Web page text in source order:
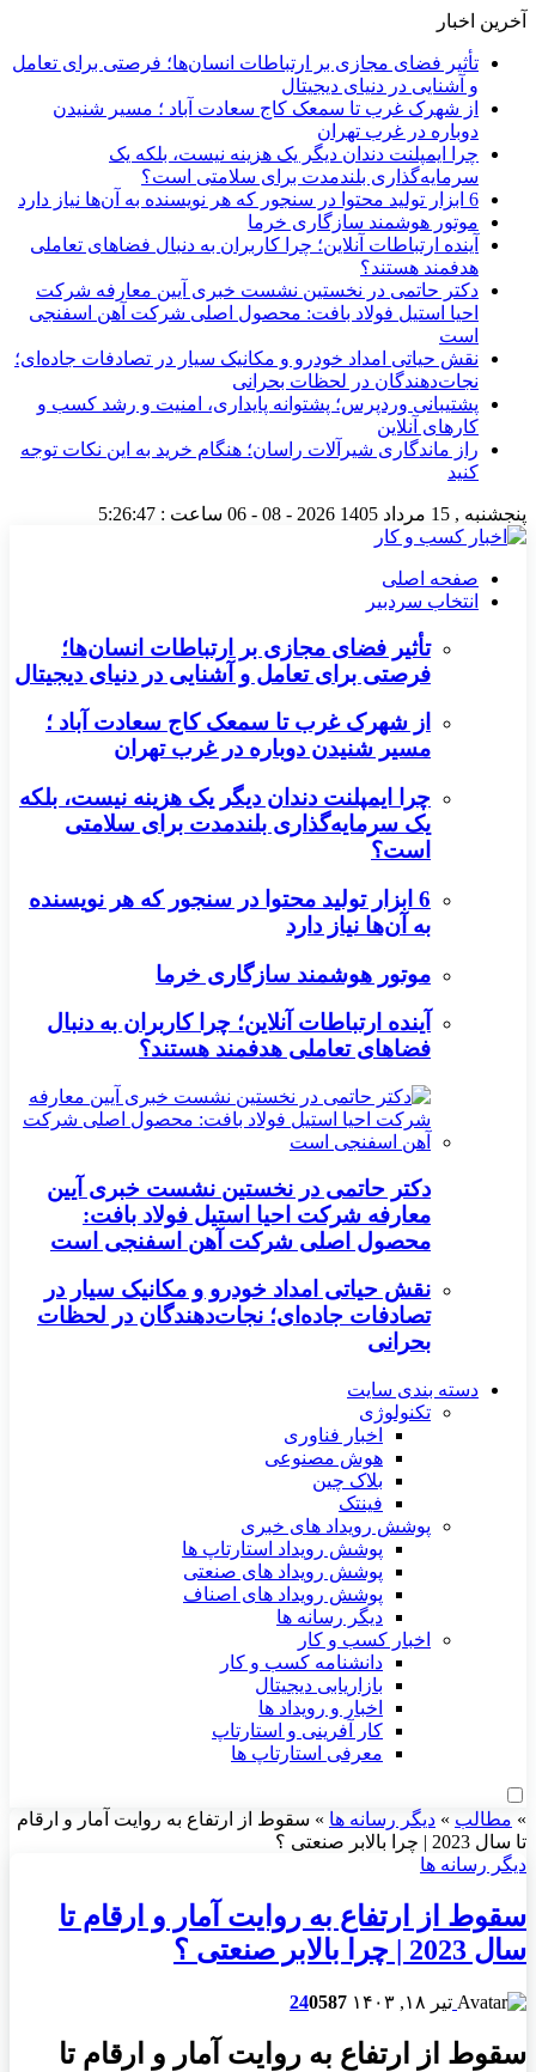
آخرین اخبار
تأثیر فضای مجازی بر ارتباطات انسان‌ها؛ فرصتی برای تعامل
و آشنایی در دنیای دیجیتال
از شهرک غرب تا سمعک کاج سعادت آباد ؛ مسیر شنیدن
دوباره در غرب تهران
چرا ایمپلنت دندان دیگر یک هزینه نیست، بلکه یک
سرمایه‌گذاری بلندمدت برای سلامتی است؟
6 ابزار تولید محتوا در سنجور که هر نویسنده به آن‌ها نیاز دارد
موتور هوشمند سازگاری خرما
آینده ارتباطات آنلاین؛ چرا کاربران به دنبال فضاهای تعاملی
هدفمند هستند؟
دکتر حاتمی در نخستین نشست خبری آیین معارفه شرکت
احیا استیل فولاد بافت: محصول اصلی شرکت آهن اسفنجی
است
نقش حیاتی امداد خودرو و مکانیک سیار در تصادفات جاده‌ای؛
نجات‌دهندگان در لحظات بحرانی
پشتیبانی وردپرس؛ پشتوانه پایداری، امنیت و رشد کسب‌ و
کارهای آنلاین
راز ماندگاری شیرآلات راسان؛ هنگام خرید به این نکات توجه
کنید
پنجشنبه , 15 مرداد 1405 2026 - 08 - 06 ساعت : 5:26:47
صفحه اصلی
انتخاب سردبیر
تأثیر فضای مجازی بر ارتباطات انسان‌ها؛
فرصتی برای تعامل و آشنایی در دنیای دیجیتال
از شهرک غرب تا سمعک کاج سعادت آباد ؛
مسیر شنیدن دوباره در غرب تهران
چرا ایمپلنت دندان دیگر یک هزینه نیست، بلکه
یک سرمایه‌گذاری بلندمدت برای سلامتی
است؟
6 ابزار تولید محتوا در سنجور که هر نویسنده
به آن‌ها نیاز دارد
موتور هوشمند سازگاری خرما
آینده ارتباطات آنلاین؛ چرا کاربران به دنبال
فضاهای تعاملی هدفمند هستند؟
دکتر حاتمی در نخستین نشست خبری آیین
معارفه شرکت احیا استیل فولاد بافت:
محصول اصلی شرکت آهن اسفنجی است
نقش حیاتی امداد خودرو و مکانیک سیار در
تصادفات جاده‌ای؛ نجات‌دهندگان در لحظات
بحرانی
دسته بندی سایت
تکنولوژی
اخبار فناوری
هوش مصنوعی
بلاک چین
فینتک
پوشش رویداد های خبری
پوشش رویداد استارتاپ ها
پوشش رویداد های صنعتی
پوشش رویداد های اصناف
دیگر رسانه ها
اخبار کسب و کار
دانشنامه کسب و کار
بازاریابی دیجیتال
اخبار و رویداد ها
کار آفرینی و استارتاپ
معرفی استارتاپ ها
» مطالب » دیگر رسانه ها » سقوط از ارتفاع به روایت آمار و ارقام
تا سال 2023 | چرا بالابر صنعتی ؟
دیگر رسانه ها
سقوط از ارتفاع به روایت آمار و ارقام تا
سال 2023 | چرا بالابر صنعتی ؟
تیر ۱۸, ۱۴۰۳ 240587
سقوط از ارتفاع به روایت آمار و ارقام تا